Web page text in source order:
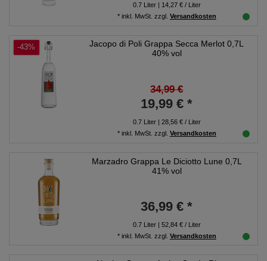
0.7Liter| 14,27 € / Liter
* inkl. MwSt. zzgl. Versandkosten
-43%
Jacopo di Poli Grappa Secca Merlot 0,7L
40% vol
34,99 €
19,99 € *
0.7Liter| 28,56 € / Liter
* inkl. MwSt. zzgl. Versandkosten
Marzadro Grappa Le Diciotto Lune 0,7L
41% vol
36,99 € *
0.7Liter| 52,84 € / Liter
* inkl. MwSt. zzgl. Versandkosten